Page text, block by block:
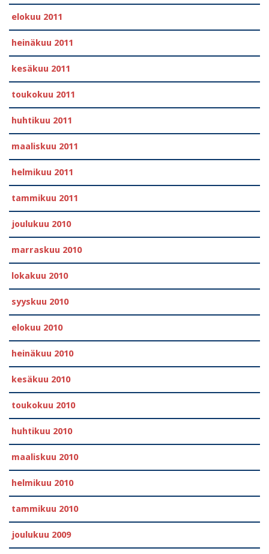
elokuu 2011
heinäkuu 2011
kesäkuu 2011
toukokuu 2011
huhtikuu 2011
maaliskuu 2011
helmikuu 2011
tammikuu 2011
joulukuu 2010
marraskuu 2010
lokakuu 2010
syyskuu 2010
elokuu 2010
heinäkuu 2010
kesäkuu 2010
toukokuu 2010
huhtikuu 2010
maaliskuu 2010
helmikuu 2010
tammikuu 2010
joulukuu 2009